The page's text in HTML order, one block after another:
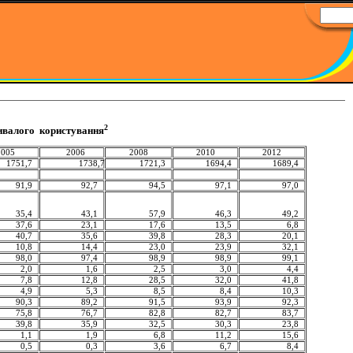
користування2
5 2006 2008 2010
2012
1751,7
1738,7 1721,3 1694,4 1689,4
91,9 92,7 94,5 97,1 97,0
35,4 43,1 57,9 46,3
49,2
37,6
23,1 17,6 13,5
6,8
40,7
35,6 39,8 28,3
20,1
10,8
14,4 23,0 23,9
32,1
98,0
97,4 98,9 98,9
99,1
2,0
1,6 2,5 3,0
4,4
7,8
12,8 28,5 32,0
41,8
4,9
5,3 8,5 8,4
10,3
90,3
89,2 91,5 93,9
92,3
75,8
76,7 82,8 82,7
83,7
39,8
35,9 32,5 30,3
23,8
1,1
1,9 6,8 11,2
15,6
0,5
0,3 3,6 6,7 8,4